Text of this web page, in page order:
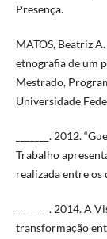
Presença.
MATOS, Beatriz
etnografia de um
Mestrado,
Universidade
_______. 2012.
Trabalho
realizada entre os
_______. 2014.
transformação